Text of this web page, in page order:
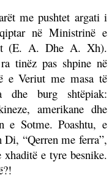
me pushtet argati i
në Ministrinë e
(E. A. Dhe A. Xh).
tinëz pas shpine në
e Veriut me masa të
dhe burg shtëpiak:
amerikane dhe
e Sotme. Poashtu, e
“Qerren me ferra”,
e tyre besnike.